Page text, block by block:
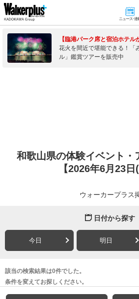
ニュース･連
【臨港パーク席と宿泊ホテル
花火を間近で堪能できる！「
ル」鑑賞ツアーを販売中
和歌山県の体験イベント・
【2026年6月23日(
ウォーカープラス
日付から探す
今日 明日
該当の検索結果は0件でした。
条件を変えてお探しください。